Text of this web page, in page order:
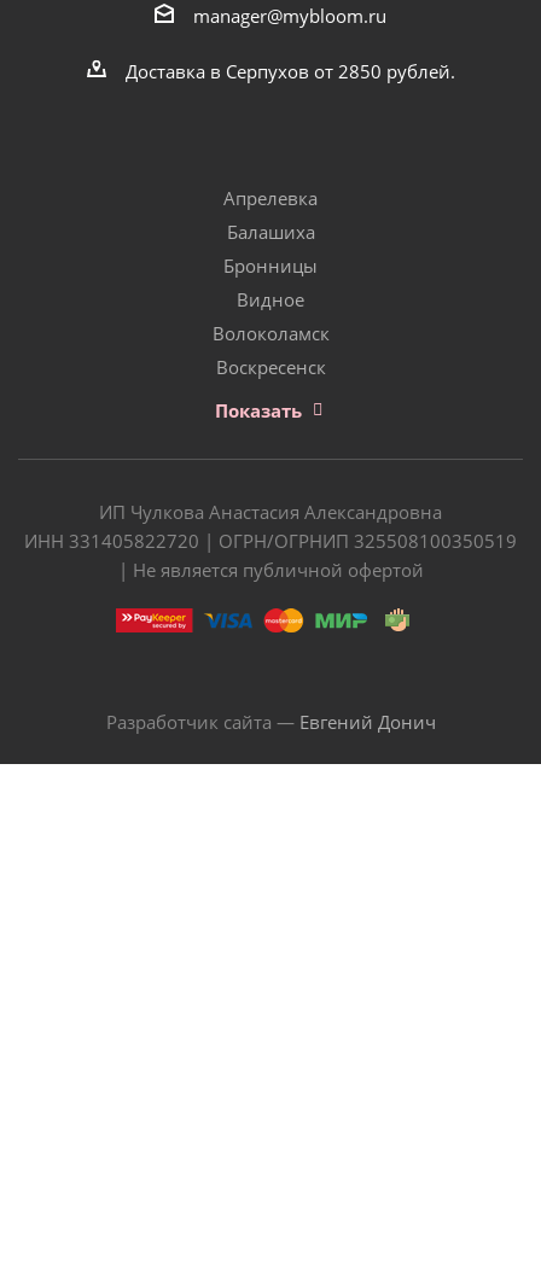
manager@mybloom.ru
Доставка в Серпухов от 2850 рублей.
Апрелевка
Балашиха
Бронницы
Видное
Волоколамск
Воскресенск
Показать
ИП Чулкова Анастасия Александровна
ИНН 331405822720 | ОГРН/ОГРНИП 325508100350519
| Не является публичной офертой
Разработчик сайта — Евгений Донич